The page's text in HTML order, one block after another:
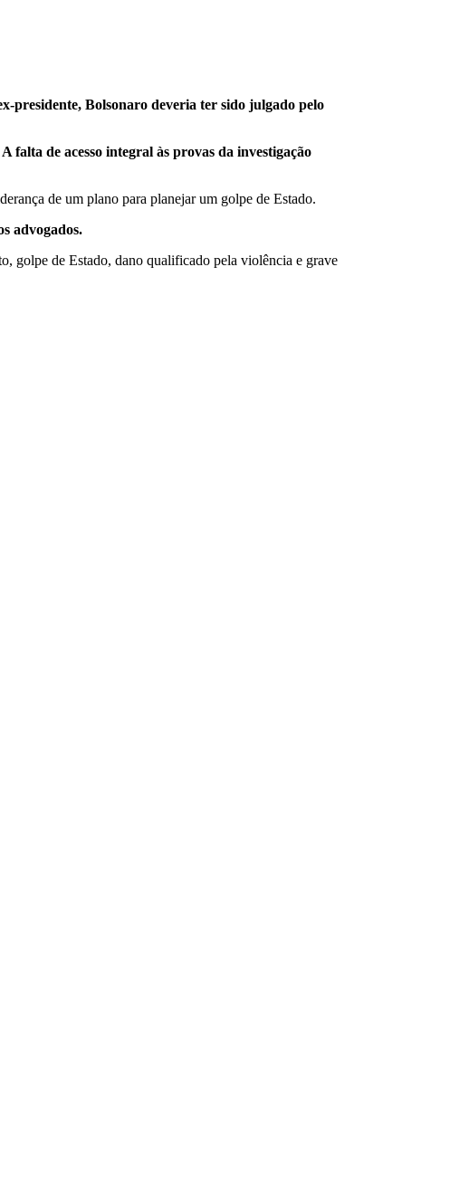
presidente, Bolsonaro deveria ter sido julgado pelo
A falta de acesso integral às provas da investigação
de um plano para planejar um golpe de Estado.
advogados.
golpe de Estado, dano qualificado pela violência e grave